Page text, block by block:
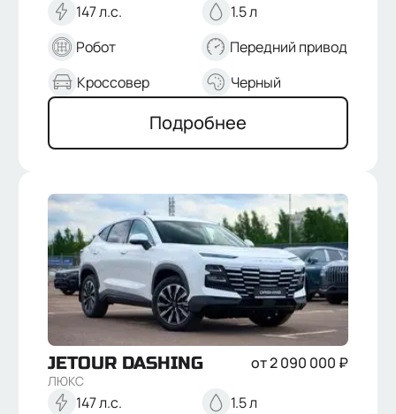
147 л.с.
1.5 л
Робот
Передний привод
Кроссовер
Черный
Подробнее
JETOUR DASHING от2 090 000 ₽
ЛЮКС
147 л.с.
1.5 л